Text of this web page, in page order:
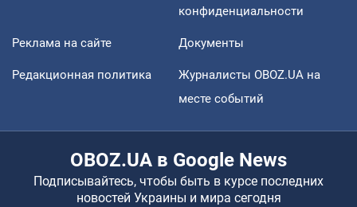
конфиденциальности
Реклама на сайте Документы
Редакционная политика
Журналисты OBOZ.UA на
месте событий
OBOZ.UA в Google News
Подписывайтесь, чтобы быть в курсе последних
новостей Украины и мира сегодня